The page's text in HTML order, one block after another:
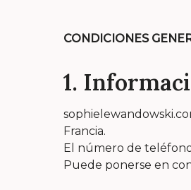
CONDICIONES
1.
Francia.
El número de
Puede ponerse en